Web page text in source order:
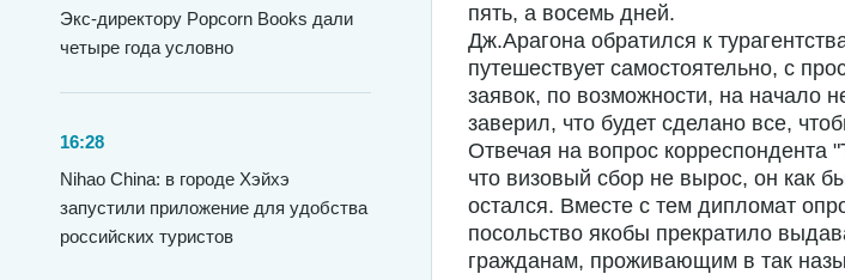
Экс-директору Popcorn Books дали
четыре года условно
16:28
Nihao China: в городе Хэйхэ
запустили приложение для удобства
российских туристов
пять, а восемь дней.
Дж.Арагона обратился к
путешествует самостоятельно, с
заявок, по возможности, на начало
заверил, что будет сделано все,
Отвечая на вопрос корреспондента
что визовый сбор не вырос, он как
остался. Вместе с тем дипломат
посольство якобы прекратило
гражданам, проживающим в так